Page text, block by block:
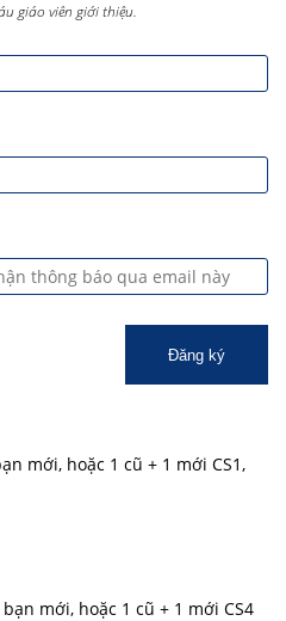
giáo viên giới thiệu.
Đăng ký
mới, hoặc 1 cũ + 1 mới CS1,
mới, hoặc 1 cũ + 1 mới CS4